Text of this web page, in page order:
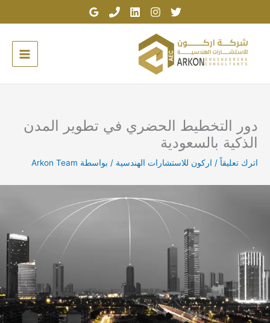
دور التخطيط الحضري في تطوير المدن
الذكية بالسعودية
اترك تعليقاً / اركون للاستشارات الهندسية / بواسطة Arkon Team